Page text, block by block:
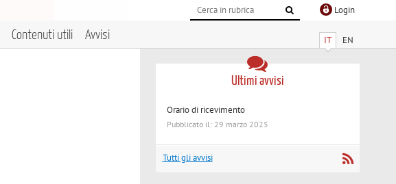
Login
IT EN
Contenuti utili Avvisi
Ultimi avvisi
Orario di ricevimento
Pubblicato il: 29 marzo 2025
Tutti gli avvisi